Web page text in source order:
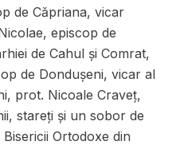
de Căpriana, vicar
episcop de
de Cahul și Comrat,
de Dondușeni, vicar al
prot. Nicoale Craveț,
stareți și un sobor de
Ortodoxe din